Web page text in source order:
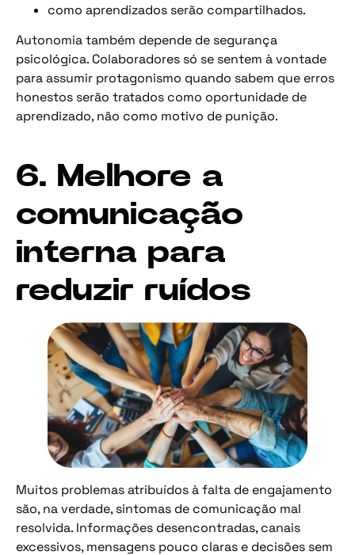
como aprendizados serão compartilhados.
Autonomia também depende de segurança
psicológica. Colaboradores só se sentem à vontade
para assumir protagonismo quando sabem que erros
honestos serão tratados como oportunidade de
aprendizado, não como motivo de punição.
6. Melhore a
comunicação
interna para
reduzir ruídos
Muitos problemas atribuídos à falta de engajamento
são, na verdade, sintomas de comunicação mal
resolvida. Informações desencontradas, canais
excessivos, mensagens pouco claras e decisões sem